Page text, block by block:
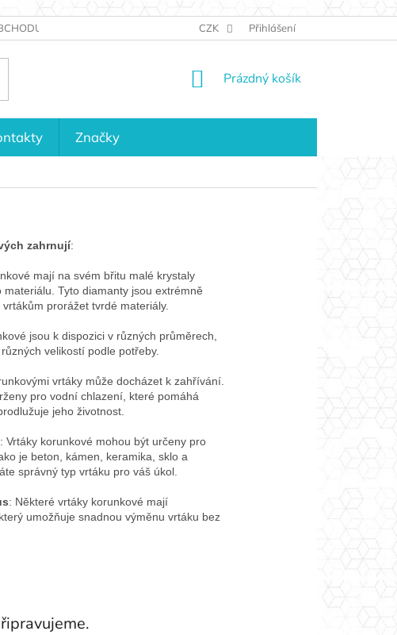
KONTAKTY KDO JSME?
CZK Přihlášení
NÁKUPNÍ
Prázdný košík
Značky
zahrnují:
mají na svém břitu malé krystaly
Tyto diamanty jsou extrémně
prorážet tvrdé materiály.
jsou k dispozici v různých průměrech,
velikostí podle potřeby.
vrtáky může docházet k zahřívání.
pro vodní chlazení, které pomáhá
jeho životnost.
: Vrtáky korunkové mohou být určeny pro
je beton, kámen, keramika, sklo a
správný typ vrtáku pro váš úkol.
: Některé vrtáky korunkové mají
umožňuje snadnou výměnu vrtáku bez